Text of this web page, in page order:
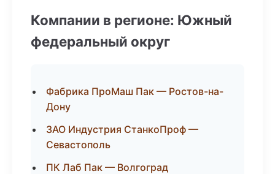
Компании в регионе: Южный
федеральный округ
Фабрика ПроМаш Пак — Ростов-на-
Дону
ЗАО Индустрия СтанкоПроф —
Севастополь
ПК Лаб Пак — Волгоград